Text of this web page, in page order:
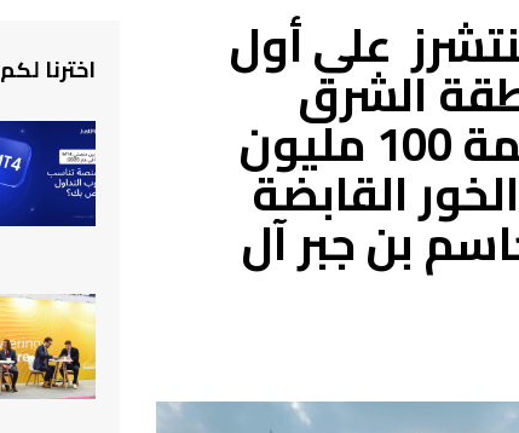
على أول
الشرق
الأوسط وشمال أفريقيا بقيمة 100 مليون
القابضة
بن جبر آل
اخترنا لكم